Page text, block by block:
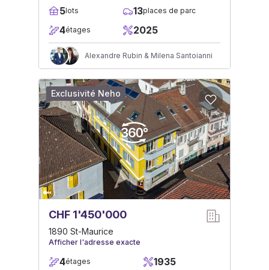
5lots 13places de parc
4étages 2025
Alexandre Rubin & Milena Santoianni
CHF 1'450'000
1890 St-Maurice
Afficher l'adresse exacte
4étages 1935
Exclusivité Neho